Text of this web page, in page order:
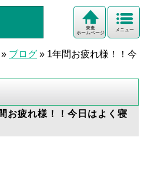
メニュー
東進
ホームページ
» ブログ » 1年間お疲れ様！！今
疲れ様！！今日はよく寝